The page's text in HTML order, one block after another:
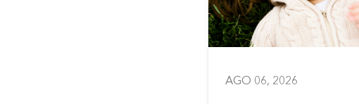
AGO 06, 2026